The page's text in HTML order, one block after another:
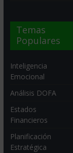
Temas
Populares
Inteligencia
Emocional
Análisis DOFA
Estados
Financieros
Planificación
Estratégica